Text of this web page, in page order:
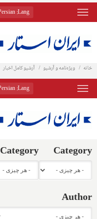
Lang
: Persian
خانه ویژه‌نامه و آرشیو آرشیو کامل اخبار
Lang
: Persian
Category
Author